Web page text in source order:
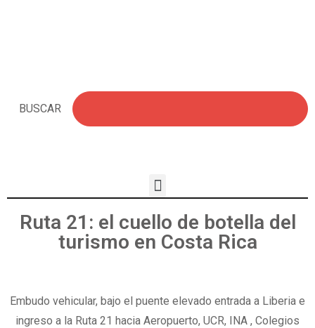
BUSCAR
Ruta 21: el cuello de botella del
turismo en Costa Rica
Embudo vehicular, bajo el puente elevado entrada a Liberia e
ingreso a la Ruta 21 hacia Aeropuerto, UCR, INA , Colegios